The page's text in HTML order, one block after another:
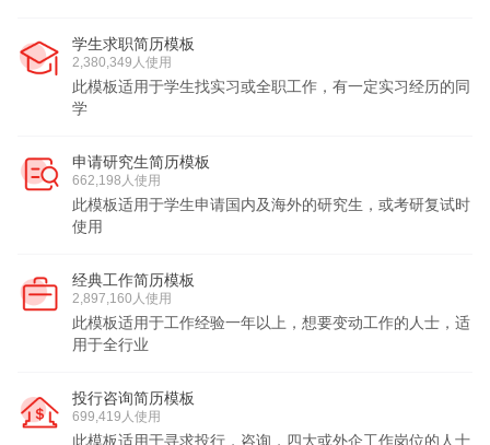
学生求职简历模板
2,380,349人使用
此模板适用于学生找实习或全职工作，有一定实习经历的同
学
申请研究生简历模板
662,198人使用
此模板适用于学生申请国内及海外的研究生，或考研复试时
使用
经典工作简历模板
2,897,160人使用
此模板适用于工作经验一年以上，想要变动工作的人士，适
用于全行业
投行咨询简历模板
699,419人使用
此模板适用于寻求投行，咨询，四大或外企工作岗位的人士